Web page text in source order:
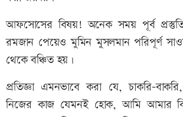
আফসোসের বিষয়! অনেক সময় পূর্ব
রমজান পেয়েও মুমিন মুসলমান পরিপূর্ণ
থেকে বঞ্চিত হয়।
প্রতিজ্ঞা এমনভাবে করা যে, চাকরি-
নিজের কাজ যেমনই হোক, আমি আমার